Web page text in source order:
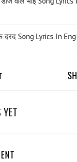
दरद Song Lyrics In